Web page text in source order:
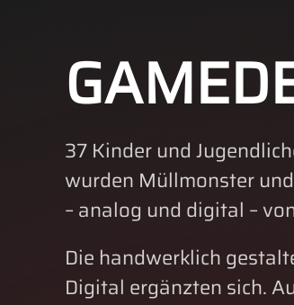
37 Kinder und
wurden Müllmonster
– analog und digital –
Die handwerklich
Digital ergänzten sich.